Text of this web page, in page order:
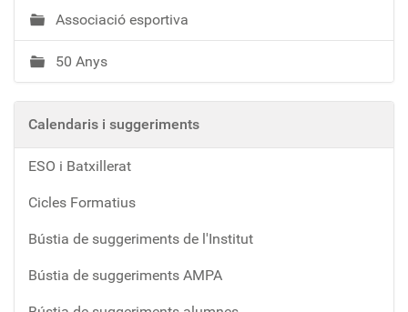
Associació esportiva
50 Anys
Calendaris i suggeriments
ESO i Batxillerat
Cicles Formatius
Bústia de suggeriments de l'Institut
Bústia de suggeriments AMPA